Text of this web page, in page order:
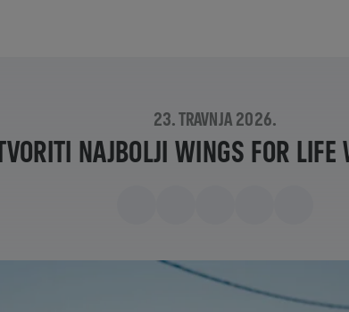
23. TRAVNJA 2026.
NAJBOLJI WINGS FOR